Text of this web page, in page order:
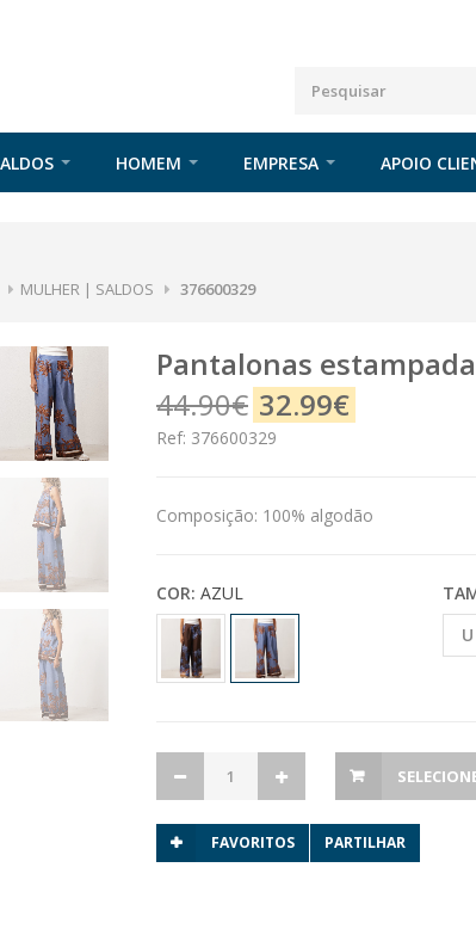
HOMEM EMPRESA APOIO
MULHER | SALDOS 376600329
pantalonas
44.90€ 32.99€
Ref: 376600329
Composição: 100% algodão
COR: AZUL
U
FAVORITOS PARTILHAR